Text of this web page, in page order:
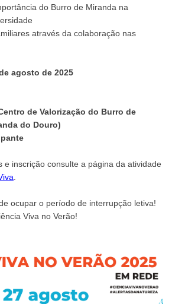
do Burro de Miranda na
através da colaboração nas
agosto de 2025
de Valorização do Burro de
do Douro)
e inscrição consulte a página da atividade
ocupar o período de interrupção letiva!
Viva no Verão!